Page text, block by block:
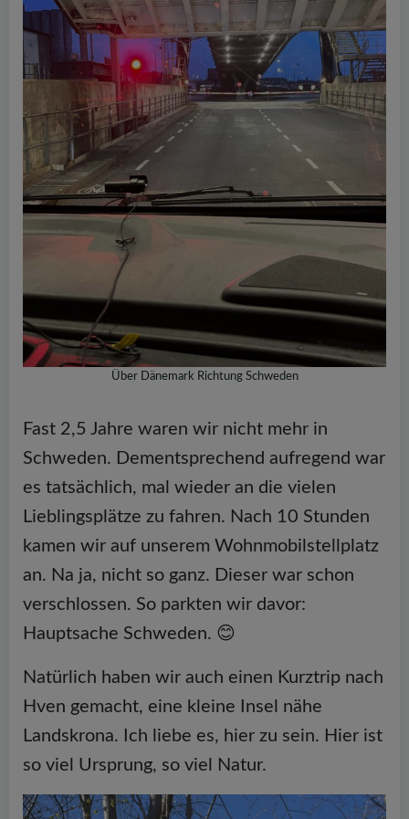
Über Dänemark Richtung Schweden
Fast 2,5 Jahre waren wir nicht mehr in
Schweden. Dementsprechend aufregend war
es tatsächlich, mal wieder an die vielen
Lieblingsplätze zu fahren. Nach 10 Stunden
kamen wir auf unserem Wohnmobilstellplatz
an. Na ja, nicht so ganz. Dieser war schon
verschlossen. So parkten wir davor:
Hauptsache Schweden. 😊
Natürlich haben wir auch einen Kurztrip nach
Hven gemacht, eine kleine Insel nähe
Landskrona. Ich liebe es, hier zu sein. Hier ist
so viel Ursprung, so viel Natur.